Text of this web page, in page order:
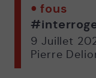
fous
9 Juillet
Pierre